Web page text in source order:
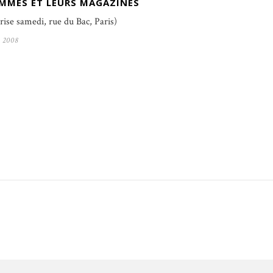
ET LEURS MAGAZINES
samedi, rue du Bac, Paris)